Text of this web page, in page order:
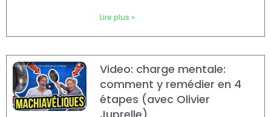
Lire plus »
Video: charge mentale:
comment y remédier en 4
étapes (avec Olivier